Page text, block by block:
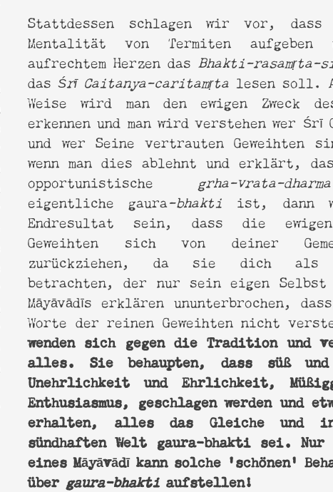
Stattdessen schlagen wir vor, dass
Mentalität von Termiten aufgeben
aufrechtem Herzen das Bhakti-rasamṛta-
das Śrī Caitanya-caritamṛtalesen soll.
Weise wird man den ewigen Zweck
erkennen und man wird verstehen wer Śrī
und wer Seine vertrauten Geweihten
wenn man dies ablehnt und erklärt,
opportunistische grha-vrata-dharma
eigentliche gaura-bhakti ist, dann
Endresultat sein, dass die
Geweihten sich von deiner
zurückziehen, da sie dich als
betrachten, der nur sein eigen
Māyāvādīs erklären ununterbrochen,
Worte der reinen Geweihten nicht
wenden sich gegen die Tradition und
alles. Sie behaupten, dass süß
Unehrlichkeit und Ehrlichkeit,
Enthusiasmus, geschlagen werden und
erhalten, alles das Gleiche und
sündhaften Welt gaura-bhakti sei. Nur
eines Māyāvādī kann solche ‘schönen’
über gaura-bhakti aufstellen!